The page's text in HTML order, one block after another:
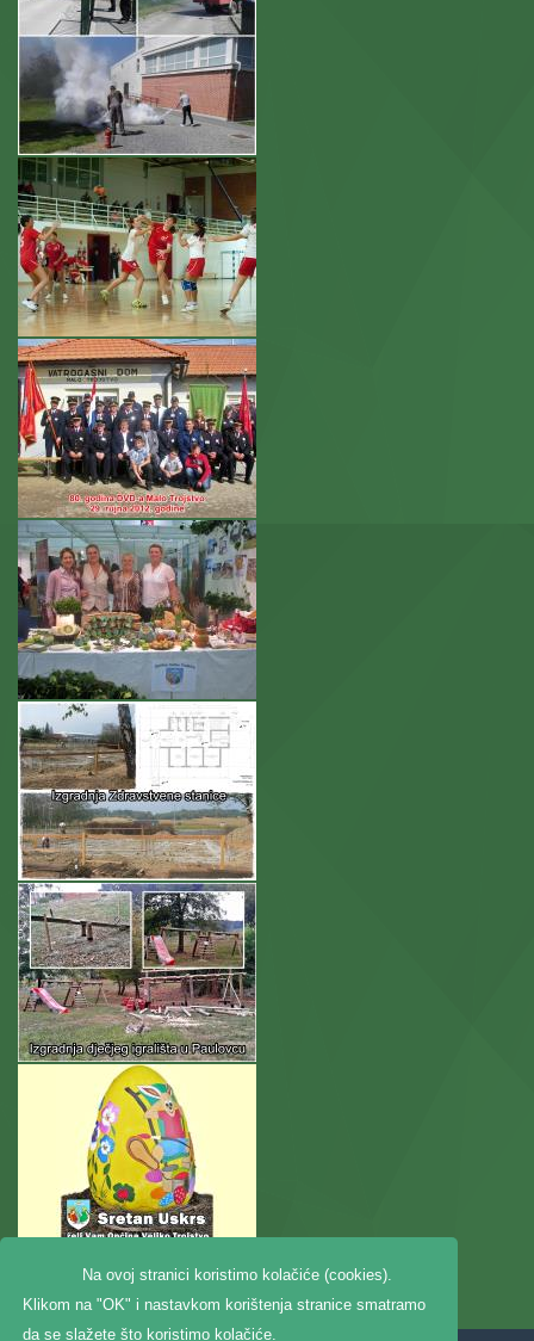
Na ovoj stranici koristimo kolačiće (cookies).
Klikom na "OK" i nastavkom korištenja stranice smatramo
da se slažete što koristimo kolačiće.